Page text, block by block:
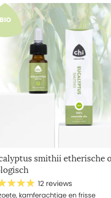
BIO
smithii etherische
12 reviews
kamferachtige en frisse